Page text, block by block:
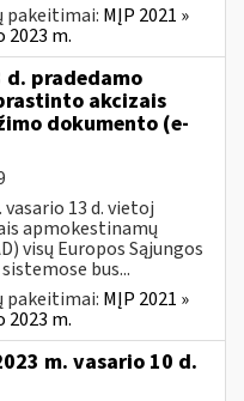
pakeitimai: MĮP 2021 »
m.
d. pradedamo
akcizais
dokumento (e-
13 d. vietoj
apmokestinamų
visų Europos Sąjungos
bus...
pakeitimai: MĮP 2021 »
m.
m. vasario 10 d.